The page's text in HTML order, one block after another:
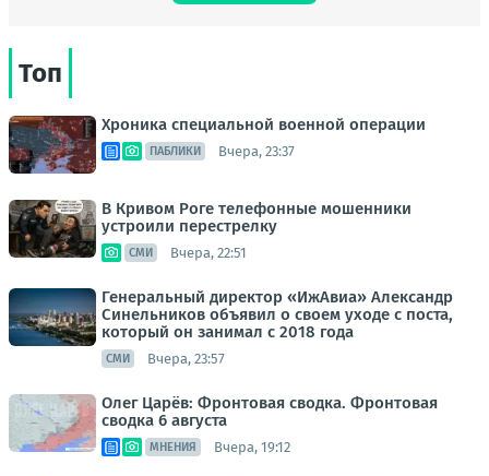
Топ
Хроника специальной военной операции
ПАБЛИКИ Вчера, 23:37
В Кривом Роге телефонные мошенники
устроили перестрелку
СМИ Вчера, 22:51
Генеральный директор «ИжАвиа» Александр
Синельников объявил о своем уходе с поста,
который он занимал с 2018 года
СМИ Вчера, 23:57
Олег Царёв: Фронтовая сводка. Фронтовая
сводка 6 августа
МНЕНИЯ Вчера, 19:12